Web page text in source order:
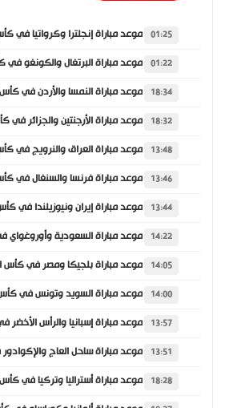
01:25
01:22
18:34
18:32
13:48
13:46
13:44
14:22
14:05
14:00
13:57
13:51
18:28